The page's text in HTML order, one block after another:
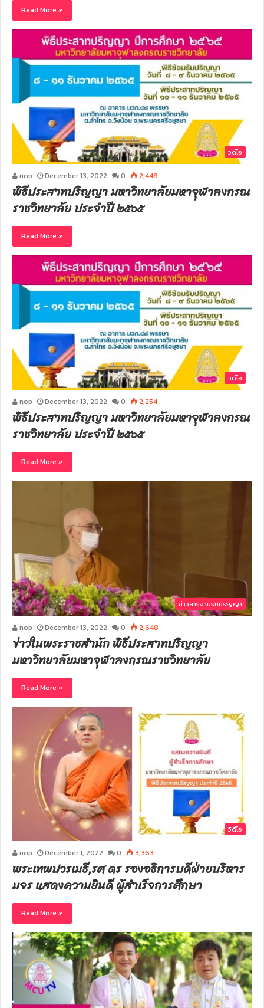
Read More »
วิดีโอ
nop December 13, 2022 0 2,448
พิธีประสาทปริญญา มหาวิทยาลัยมหาจุฬาลงกรณ
ราชวิทยาลัย ประจำปี ๒๕๖๕
Read More »
วิดีโอ
nop December 13, 2022 0 2,254
พิธีประสาทปริญญา มหาวิทยาลัยมหาจุฬาลงกรณ
ราชวิทยาลัย ประจำปี ๒๕๖๕
Read More »
ข่าวสารงานรับปริญญา
nop December 13, 2022 0 2,648
ข่าวในพระราชสำนัก พิธีประสาทปริญญา
มหาวิทยาลัยมหาจุฬาลงกรณราชวิทยาลัย
Read More »
วิดีโอ
nop December 1, 2022 0 3,363
พระเทพปวรเมธี,รศ ดร รองอธิการบดีฝ่ายบริหาร
มจร แสดงความยินดี ผู้สำเร็จการศึกษา
Read More »